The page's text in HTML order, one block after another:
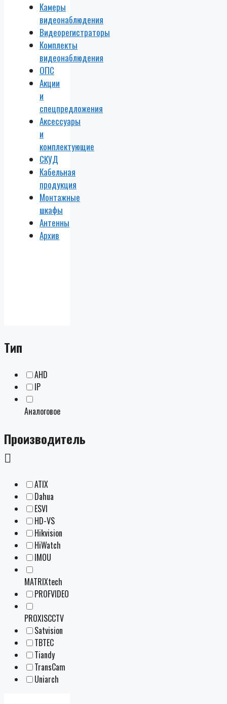
Камеры
видеонаблюдения
Видеорегистраторы
Комплекты
видеонаблюдения
ОПС
Акции
и
спецпредложения
Аксессуары
и
комплектующие
СКУД
Кабельная
продукция
Монтажные
шкафы
Антенны
Архив
Тип
AHD
IP
Аналоговое
Производитель
ATIX
Dahua
ESVI
HD-VS
Hikvision
HiWatch
IMOU
MATRIXtech
PROFVIDEO
PROXISCCTV
Satvision
TBTEC
Tiandy
TransCam
Uniarch